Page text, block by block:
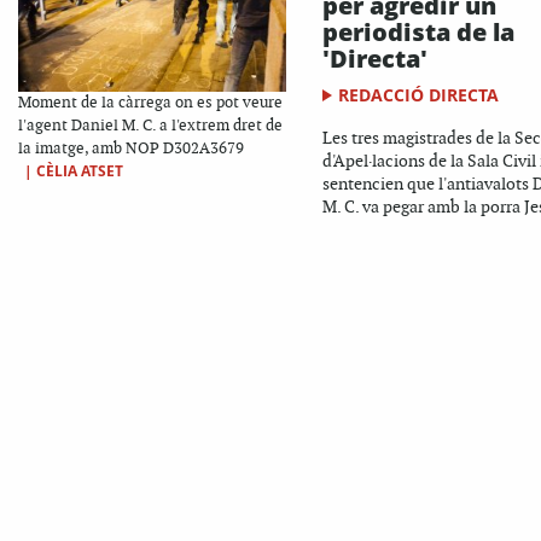
Moment de la càrrega on es pot veure
l'agent Daniel M. C. a l'extrem dret de
la imatge, amb NOP D302A3679
| CÈLIA ATSET
periodista de la
'Directa'
REDACCIÓ DIRECTA
Les tres magistrades de la
d'Apel·lacions de la Sala Civil
sentencien que l'antiavalots
M. C. va pegar amb la porra